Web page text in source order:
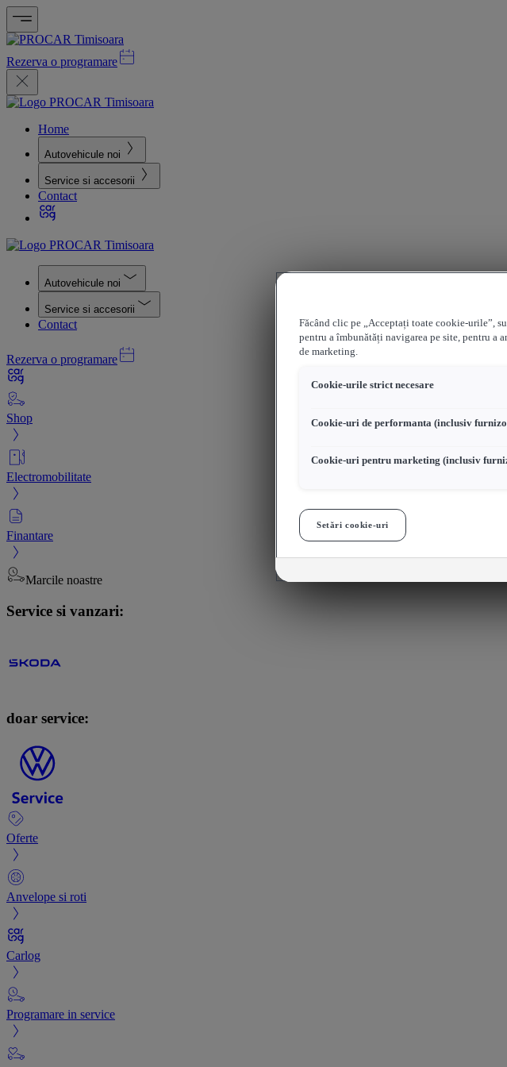
Rezerva o programare
Home
Autovehicule noi
Service si accesorii
Contact
Autovehicule noi
Service si accesorii
Contact
Rezerva o programare
Shop
Electromobilitate
Finantare
Marcile noastre
Service si vanzari:
doar service:
Oferte
Anvelope si roti
Carlog
Programare in service
Făcând clic pe „Acceptați toate cookie-urile”,
pentru a îmbunătăți navigarea pe site, pentru a
de marketing.
Cookie-urile strict necesare
Cookie-uri de performanta (inclusiv
Cookie-uri pentru marketing (inclusiv
Setări cookie-uri